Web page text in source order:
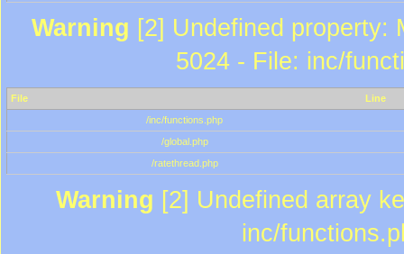
Warning [2] Undefined property:
5024 - File: inc/
File
Line
/inc/functions.php
/global.php
/ratethread.php
Warning [2] Undefined array
inc/